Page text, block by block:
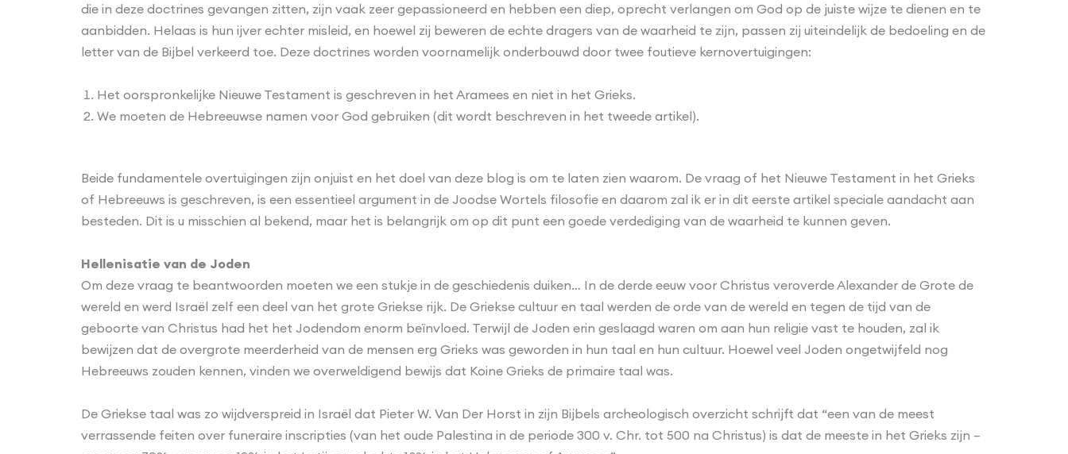
die in deze doctrines gevangen zitten, zijn vaak zeer gepassioneerd en hebben een diep, oprecht verlangen om God op de juiste wijze te dienen en te
aanbidden. Helaas is hun ijver echter misleid, en hoewel zij beweren de echte dragers van de waarheid te zijn, passen zij uiteindelijk de bedoeling en de
letter van de Bijbel verkeerd toe. Deze doctrines worden voornamelijk onderbouwd door twee foutieve kernovertuigingen:
Het oorspronkelijke Nieuwe Testament is geschreven in het Aramees en niet in het Grieks.
We moeten de Hebreeuwse namen voor God gebruiken (dit wordt beschreven in het tweede artikel).
Beide fundamentele overtuigingen zijn onjuist en het doel van deze blog is om te laten zien waarom. De vraag of het Nieuwe Testament in het Grieks
of Hebreeuws is geschreven, is een essentieel argument in de Joodse Wortels filosofie en daarom zal ik er in dit eerste artikel speciale aandacht aan
besteden. Dit is u misschien al bekend, maar het is belangrijk om op dit punt een goede verdediging van de waarheid te kunnen geven.
Hellenisatie van de Joden
Om deze vraag te beantwoorden moeten we een stukje in de geschiedenis duiken… In de derde eeuw voor Christus veroverde Alexander de Grote de
wereld en werd Israël zelf een deel van het grote Griekse rijk. De Griekse cultuur en taal werden de orde van de wereld en tegen de tijd van de
geboorte van Christus had het het Jodendom enorm beïnvloed. Terwijl de Joden erin geslaagd waren om aan hun religie vast te houden, zal ik
bewijzen dat de overgrote meerderheid van de mensen erg Grieks was geworden in hun taal en hun cultuur. Hoewel veel Joden ongetwijfeld nog
Hebreeuws zouden kennen, vinden we overweldigend bewijs dat Koine Grieks de primaire taal was.
De Griekse taal was zo wijdverspreid in Israël dat Pieter W. Van Der Horst in zijn Bijbels archeologisch overzicht schrijft dat “een van de meest
verrassende feiten over funeraire inscripties (van het oude Palestina in de periode 300 v. Chr. tot 500 na Christus) is dat de meeste in het Grieks zijn –